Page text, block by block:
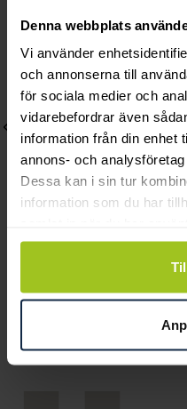
Denna webbplats
Vi använder
och annonserna till
för sociala medier och
vidarebefordrar även
information från din enhet
annons- och
Dessa kan i sin tur
information som du har
Thomas Sabo
cowboystövlar silver